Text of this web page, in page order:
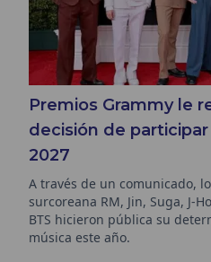
Premios Grammy le
decisión de
2027
A través de un comunicado,
surcoreana RM, Jin, Suga, J-
BTS hicieron pública su
música este año.